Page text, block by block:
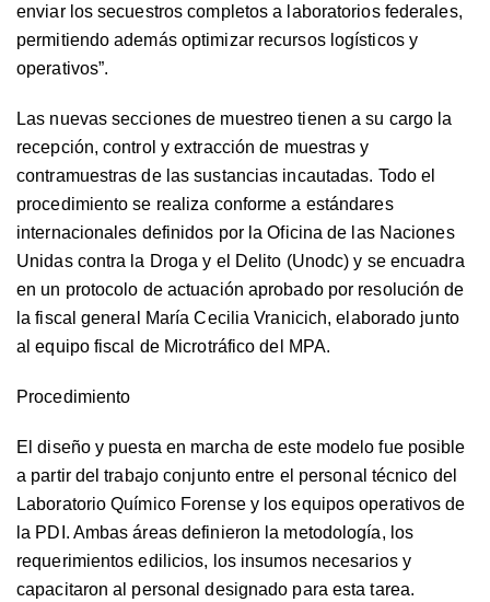
enviar los secuestros completos a laboratorios federales,
permitiendo además optimizar recursos logísticos y
operativos”.
Las nuevas secciones de muestreo tienen a su cargo la
recepción, control y extracción de muestras y
contramuestras de las sustancias incautadas. Todo el
procedimiento se realiza conforme a estándares
internacionales definidos por la Oficina de las Naciones
Unidas contra la Droga y el Delito (Unodc) y se encuadra
en un protocolo de actuación aprobado por resolución de
la fiscal general María Cecilia Vranicich, elaborado junto
al equipo fiscal de Microtráfico del MPA.
Procedimiento
El diseño y puesta en marcha de este modelo fue posible
a partir del trabajo conjunto entre el personal técnico del
Laboratorio Químico Forense y los equipos operativos de
la PDI. Ambas áreas definieron la metodología, los
requerimientos edilicios, los insumos necesarios y
capacitaron al personal designado para esta tarea.